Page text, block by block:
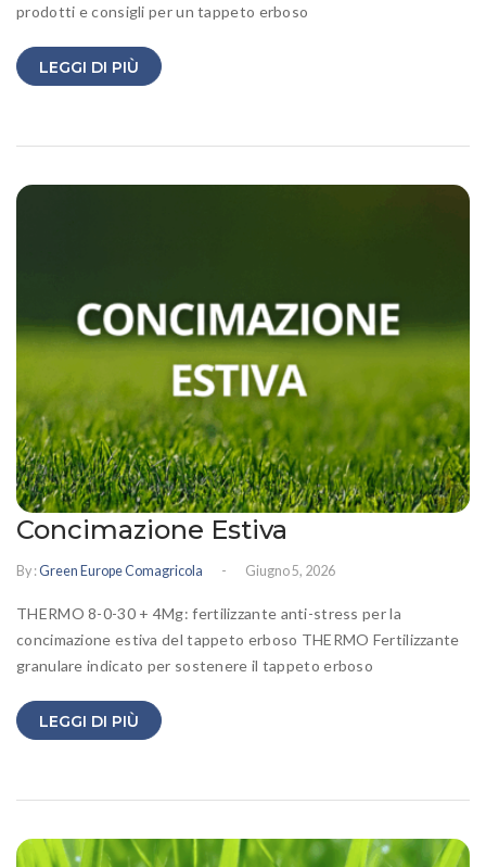
prodotti e consigli per un tappeto erboso
LEGGI DI PIÙ
Concimazione Estiva
By : Green Europe Comagricola - Giugno 5, 2026
THERMO 8-0-30 + 4Mg: fertilizzante anti-stress per la
concimazione estiva del tappeto erboso THERMO Fertilizzante
granulare indicato per sostenere il tappeto erboso
LEGGI DI PIÙ